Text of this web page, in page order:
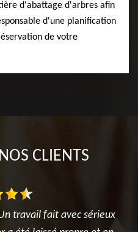
d'abattage d'arbres afin
d'une planification
de votre
CLIENTS
Intervention rapide et